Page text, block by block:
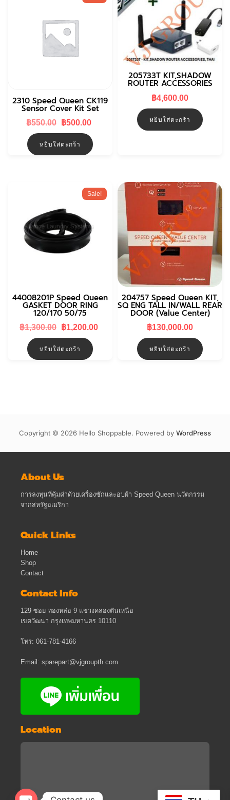
2310 Speed Queen CK119
Sensor Cover Kit Set
฿550.00 Original
฿550.00.
฿500.00
หยิบใส่ตะกร้า
205733T KIT,SHADOW
ROUTER ACCESSORIES
฿4,600.00
หยิบใส่ตะกร้า
Sale!
44008201P Speed Queen
GASKET DOOR RING
120/170 50/75
฿1,300.00 Original
฿1,300.00.
฿1,200.00
฿1,200.00.
หยิบใส่ตะกร้า
204757 Speed Queen KIT,
SQ ENG TALL IN/WALL REAR
DOOR (Value Center)
฿130,000.00
หยิบใส่ตะกร้า
Copyright © 2026 Hello Shoppable. Powered by WordPress
About Us
การลงทุนที่คุ้มค่าด้วยเครื่องซักและอบผ้า Speed Queen นวัตกรรม
จากสหรัฐอเมริกา
Quick Links
Home
Shop
Contact
Contact Info
129 ซอย ทองหล่อ 9 แขวงคลองตันเหนือ
เขตวัฒนา กรุงเทพมหานคร 10110
โทร: 061-781-4166
Email: sparepart@vjgroupth.com
Location